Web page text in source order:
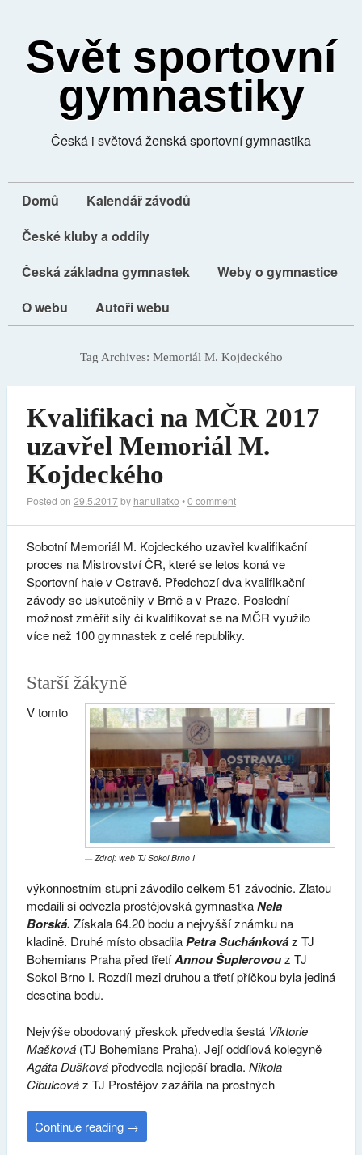
Svět sportovní
gymnastiky
Česká i světová ženská sportovní gymnastika
Domů
Kalendář závodů
České kluby a oddíly
Česká základna gymnastek
Weby o gymnastice
O webu
Autoři webu
Tag Archives: Memoriál M. Kojdeckého
Kvalifikaci na MČR 2017
uzavřel Memoriál M.
Kojdeckého
Posted on 29.5.2017by hanuliatko •0 comment
Sobotní Memoriál M. Kojdeckého uzavřel kvalifikační
proces na Mistrovství ČR, které se letos koná ve
Sportovní hale v Ostravě. Předchozí dva kvalifikační
závody se uskutečnily v Brně a v Praze. Poslední
možnost změřit síly či kvalifikovat se na MČR využilo
více než 100 gymnastek z celé republiky.
Starší žákyně
Zdroj: web TJ Sokol Brno I
V tomto
výkonnostním stupni závodilo celkem 51 závodnic. Zlatou
medaili si odvezla prostějovská gymnastkaNela
Borská. Získala 64.20 bodu a nejvyšší známku na
kladině. Druhé místo obsadilaPetra Suchánkováz TJ
Bohemians Praha před třetíAnnou Šuplerovouz TJ
Sokol Brno I. Rozdíl mezi druhou a třetí příčkou byla jediná
desetina bodu.
Nejvýše obodovaný přeskok předvedla šestá Viktorie
Mašková(TJ Bohemians Praha). Její oddílová kolegyně
Agáta Duškovápředvedla nejlepší bradla. Nikola
Cibulcováz TJ Prostějov zazářila na prostných
Continue reading →